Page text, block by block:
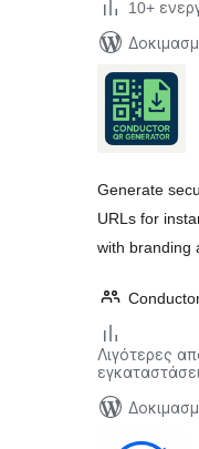
10+
Generate
URLs for
with branding
Λιγότερες